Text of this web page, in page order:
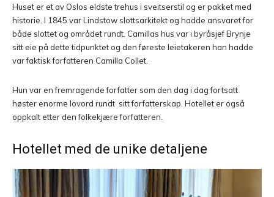
Huset er et av Oslos eldste trehus i sveitserstil og er pakket med
historie. I 1845 var Lindstow slottsarkitekt og hadde ansvaret for
både slottet og området rundt. Camillas hus var i byråsjef Brynje
sitt eie på dette tidpunktet og den føreste leietakeren han hadde
var faktisk forfatteren Camilla Collet.
Hun var en fremragende forfatter som den dag i dag fortsatt
høster enorme lovord rundt sitt forfatterskap. Hotellet er også
oppkalt etter den folkekjære forfatteren.
Hotellet med de unike detaljene